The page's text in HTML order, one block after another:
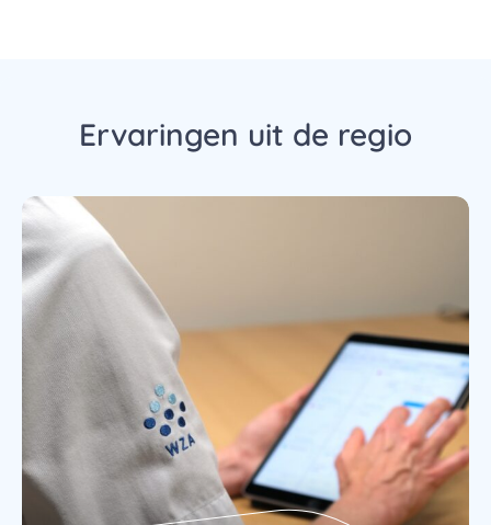
Ervaringen uit de regio